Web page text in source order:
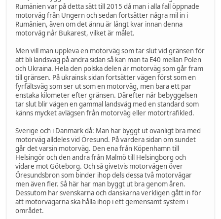
Rumänien var på detta sätt till 2015 då man i alla fall öppnade
motorväg från Ungern och sedan fortsätter några mil in i
Rumänien, även om det ännu är långt kvar innan denna
motorväg når Bukarest, vilket är målet.
Men vill man uppleva en motorväg som tar slut vid gränsen för
att bli landsväg på andra sidan så kan man ta E40 mellan Polen
och Ukraina. Hela den polska delen är motorväg som går fram
till gränsen. På ukrainsk sidan fortsätter vägen först som en
fyrfältsväg som ser ut som en motorväg, men bara ett par
enstaka kilometer efter gränsen. Därefter när bebyggelsen
tar slut blir vägen en gammal landsväg med en standard som
känns mycket avlägsen från motorväg eller motortrafikled.
Sverige och i Danmark då: Man har byggt ut ovanligt bra med
motorväg alldeles vid Öresund. På vardera sidan om sundet
går det varsin motorväg. Den ena från Köpenhamn till
Helsingör och den andra från Malmö till Helsingborg och
vidare mot Göteborg. Och så givetvis motorvägen över
Öresundsbron som binder ihop dels dessa två motorvägar
men även fler. Så här har man byggt ut bra genom åren.
Dessutom har svenskarna och danskarna verkligen gått in för
att motorvägarna ska hålla ihop i ett gemensamt system i
området.